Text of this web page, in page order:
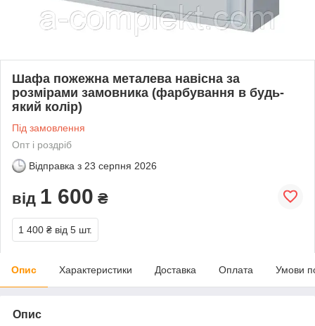
Шафа пожежна металева навісна за
розмірами замовника (фарбування в будь-
який колір)
Під замовлення
Опт і роздріб
Відправка з 23 серпня 2026
від 1 600 ₴
1 400 ₴ від 5 шт.
Опис Характеристики Доставка Оплата Умови
Опис